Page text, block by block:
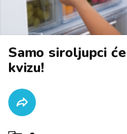
Samo siroljupci
kvizu!